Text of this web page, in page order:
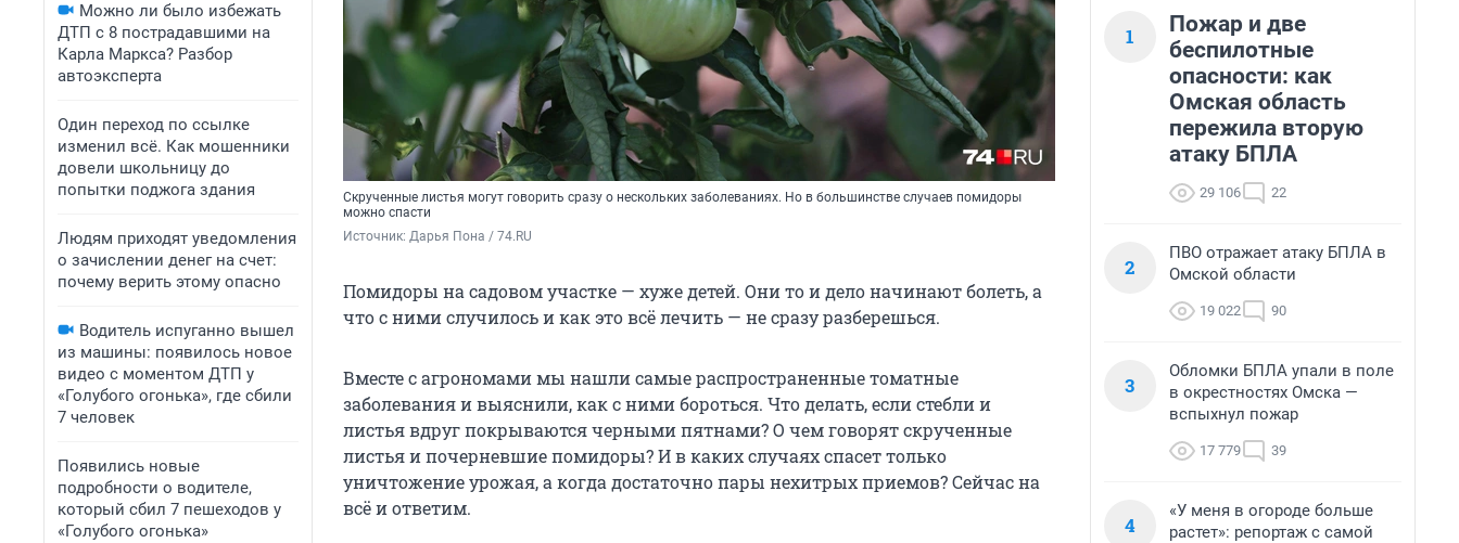
Можно ли было избежать
ДТП с 8 пострадавшими на
Карла Маркса? Разбор
автоэксперта
Один переход по ссылке
изменил всё. Как мошенники
довели школьницу до
попытки поджога здания
Людям приходят уведомления
о зачислении денег на счет:
почему верить этому опасно
Водитель испуганно вышел
из машины: появилось новое
видео с моментом ДТП у
«Голубого огонька», где сбили
7 человек
Появились новые
подробности о водителе,
который сбил 7 пешеходов у
«Голубого огонька»
Скрученные листья могут говорить сразу о нескольких заболеваниях. Но в большинстве случаев помидоры
можно спасти
Источник: Дарья Пона / 74.RU
Помидоры на садовом участке — хуже детей. Они то и дело начинают болеть, а
что с ними случилось и как это всё лечить — не сразу разберешься.
Вместе с агрономами мы нашли самые распространенные томатные
заболевания и выяснили, как с ними бороться. Что делать, если стебли и
листья вдруг покрываются черными пятнами? О чем говорят скрученные
листья и почерневшие помидоры? И в каких случаях спасет только
уничтожение урожая, а когда достаточно пары нехитрых приемов? Сейчас на
всё и ответим.
1
Пожар и две
беспилотные
опасности: как
Омская область
пережила вторую
атаку БПЛА
29 106 22
2
ПВО отражает атаку БПЛА в
Омской области
19 022 90
3
Обломки БПЛА упали в поле
в окрестностях Омска —
вспыхнул пожар
17 779 39
4
«У меня в огороде больше
растет»: репортаж с самой